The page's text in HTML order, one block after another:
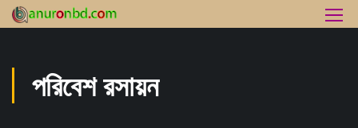
পরিবেশ রসায়ন